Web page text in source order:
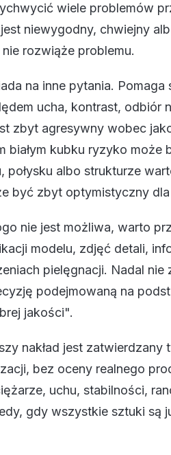
wiele problemów
niewygodny, chwiejny
rozwiąże problemu.
na inne pytania. Pomaga
ucha, kontrast, odbiór
zbyt agresywny wobec
białym kubku ryzyko może
połysku albo strukturze
być zbyt optymistyczny
nie jest możliwa, warto
modelu, zdjęć detali,
pielęgnacji. Nadal
podejmowaną na
jakości".
nakład jest zatwierdzany
bez oceny realnego
uchu, stabilności,
gdy wszystkie sztuki są